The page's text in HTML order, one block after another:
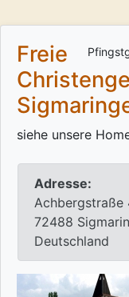
Freie
siehe unsere
Adresse:
Achbergstraße
72488
Deutschland